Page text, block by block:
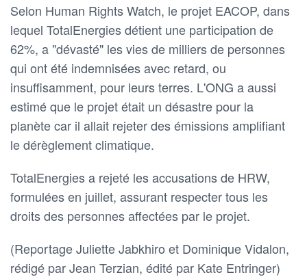
Selon Human Rights Watch, le projet EACOP, dans
lequel TotalEnergies détient une participation de
62%, a "dévasté" les vies de milliers de personnes
qui ont été indemnisées avec retard, ou
insuffisamment, pour leurs terres. L'ONG a aussi
estimé que le projet était un désastre pour la
planète car il allait rejeter des émissions amplifiant
le dérèglement climatique.
TotalEnergies a rejeté les accusations de HRW,
formulées en juillet, assurant respecter tous les
droits des personnes affectées par le projet.
(Reportage Juliette Jabkhiro et Dominique Vidalon,
rédigé par Jean Terzian, édité par Kate Entringer)